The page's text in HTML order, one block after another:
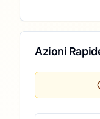
Azioni